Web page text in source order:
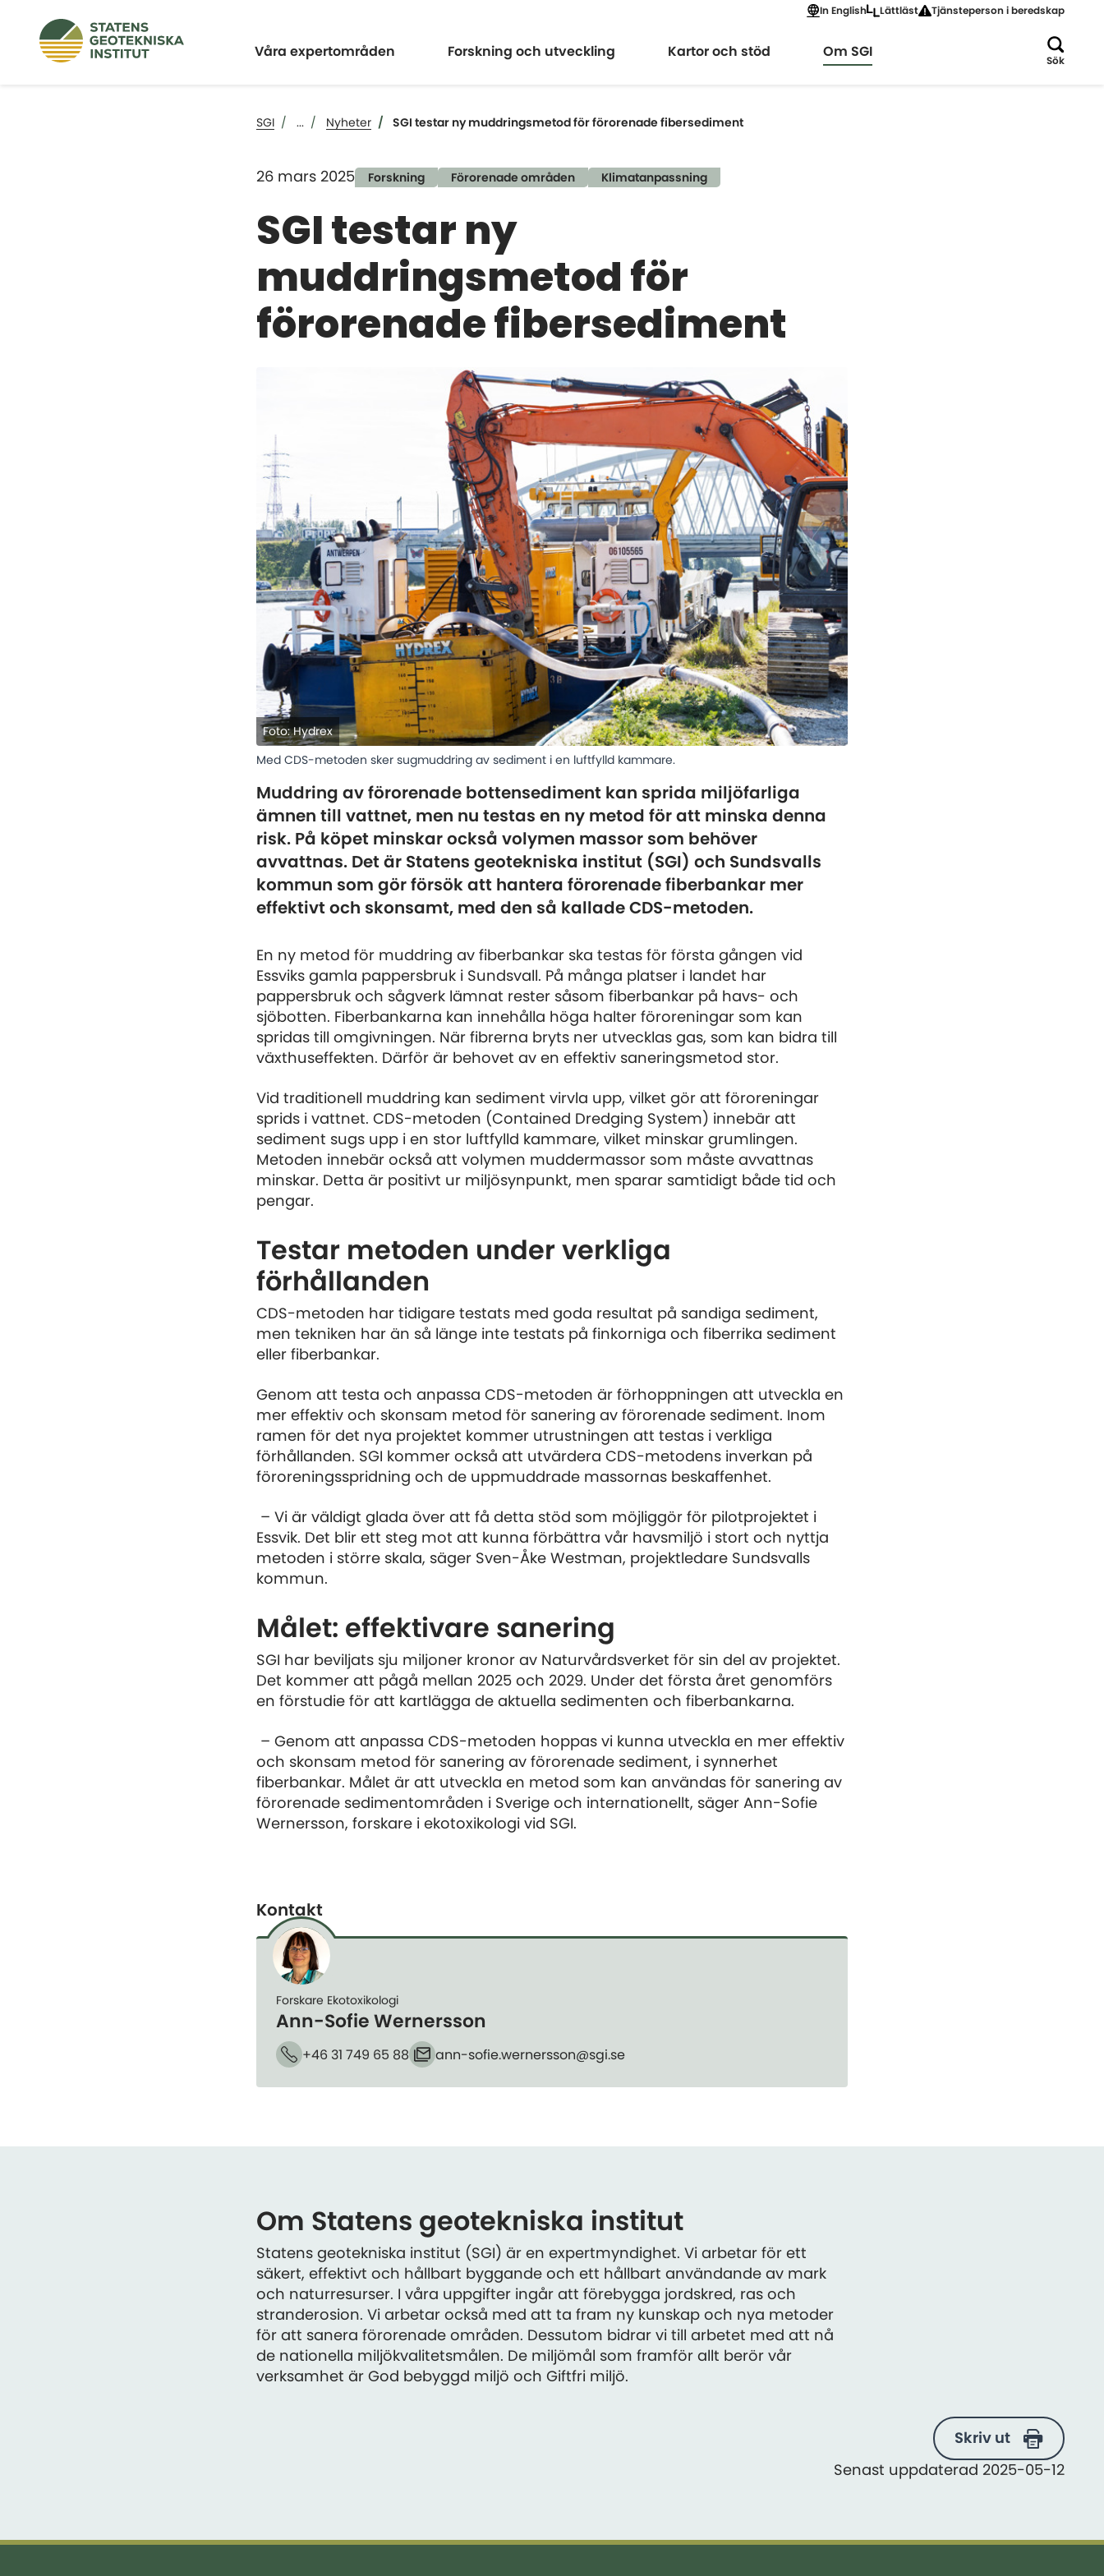
In English Lättläst Tjänsteperson i beredskap
Expandera
Våra expertområden Expandera
Forskning och utveckling Expandera
Kartor och stöd Expandera
Om SGI
Sök
SGI ... Nyheter SGI testar ny muddringsmetod för förorenade fibersediment
26 mars 2025 Forskning Förorenade områden Klimatanpassning
SGI testar ny
muddringsmetod för
förorenade fibersediment
Med CDS-metoden sker sugmuddring av sediment i en luftfylld kammare.
Foto: Hydrex
Muddring av förorenade bottensediment kan sprida miljöfarliga
ämnen till vattnet, men nu testas en ny metod för att minska denna
risk. På köpet minskar också volymen massor som behöver
avvattnas. Det är Statens geotekniska institut (SGI) och Sundsvalls
kommun som gör försök att hantera förorenade fiberbankar mer
effektivt och skonsamt, med den så kallade CDS-metoden.
En ny metod för muddring av fiberbankar ska testas för första gången vid
Essviks gamla pappersbruk i Sundsvall. På många platser i landet har
pappersbruk och sågverk lämnat rester såsom fiberbankar på havs- och
sjöbotten. Fiberbankarna kan innehålla höga halter föroreningar som kan
spridas till omgivningen. När fibrerna bryts ner utvecklas gas, som kan bidra till
växthuseffekten. Därför är behovet av en effektiv saneringsmetod stor.
Vid traditionell muddring kan sediment virvla upp, vilket gör att föroreningar
sprids i vattnet. CDS-metoden (Contained Dredging System) innebär att
sediment sugs upp i en stor luftfylld kammare, vilket minskar grumlingen.
Metoden innebär också att volymen muddermassor som måste avvattnas
minskar. Detta är positivt ur miljösynpunkt, men sparar samtidigt både tid och
pengar.
Testar metoden under verkliga
förhållanden
CDS-metoden har tidigare testats med goda resultat på sandiga sediment,
men tekniken har än så länge inte testats på finkorniga och fiberrika sediment
eller fiberbankar.
Genom att testa och anpassa CDS-metoden är förhoppningen att utveckla en
mer effektiv och skonsam metod för sanering av förorenade sediment. Inom
ramen för det nya projektet kommer utrustningen att testas i verkliga
förhållanden. SGI kommer också att utvärdera CDS-metodens inverkan på
föroreningsspridning och de uppmuddrade massornas beskaffenhet.
– Vi är väldigt glada över att få detta stöd som möjliggör för pilotprojektet i
Essvik. Det blir ett steg mot att kunna förbättra vår havsmiljö i stort och nyttja
metoden i större skala, säger Sven-Åke Westman, projektledare Sundsvalls
kommun.
Målet: effektivare sanering
SGI har beviljats sju miljoner kronor av Naturvårdsverket för sin del av projektet.
Det kommer att pågå mellan 2025 och 2029. Under det första året genomförs
en förstudie för att kartlägga de aktuella sedimenten och fiberbankarna.
– Genom att anpassa CDS-metoden hoppas vi kunna utveckla en mer effektiv
och skonsam metod för sanering av förorenade sediment, i synnerhet
fiberbankar. Målet är att utveckla en metod som kan användas för sanering av
förorenade sedimentområden i Sverige och internationellt, säger Ann-Sofie
Wernersson, forskare i ekotoxikologi vid SGI.
Kontakt
Forskare Ekotoxikologi
Ann-Sofie Wernersson
Telefon
+46 31 749 65 88
E-post
ann-sofie.wernersson​@sgi.se
Om Statens geotekniska institut
Statens geotekniska institut (SGI) är en expertmyndighet. Vi arbetar för ett
säkert, effektivt och hållbart byggande och ett hållbart användande av mark
och naturresurser. I våra uppgifter ingår att förebygga jordskred, ras och
stranderosion. Vi arbetar också med att ta fram ny kunskap och nya metoder
för att sanera förorenade områden. Dessutom bidrar vi till arbetet med att nå
de nationella miljökvalitetsmålen. De miljömål som framför allt berör vår
verksamhet är God bebyggd miljö och Giftfri miljö.
Skriv ut
Senast uppdaterad 2025-05-12